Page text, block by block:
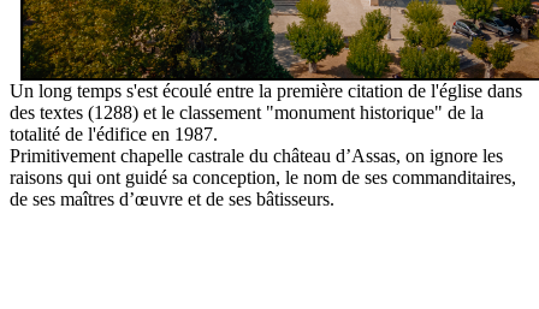
Un long temps s'est écoulé entre la première citation de l'église dans
des textes (1288) et le classement "monument historique" de la
totalité de l'édifice en 1987.
Primitivement chapelle castrale du château d’Assas, on ignore les
raisons qui ont guidé sa conception, le nom de ses commanditaires,
de ses maîtres d’œuvre et de ses bâtisseurs.